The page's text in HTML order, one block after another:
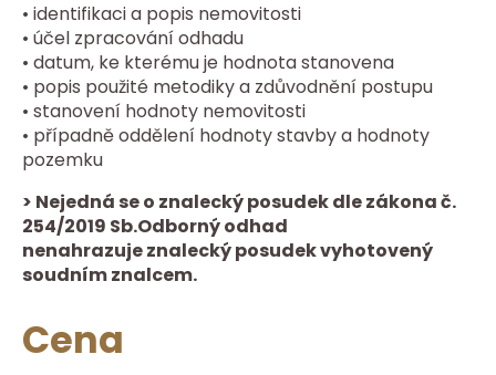
• identifikaci a popis nemovitosti
• účel zpracování odhadu
• datum, ke kterému je hodnota stanovena
• popis použité metodiky a zdůvodnění postupu
• stanovení hodnoty nemovitosti
• případně oddělení hodnoty stavby a hodnoty
pozemku
> Nejedná se o znalecký posudek dle zákona č.
254/2019 Sb.Odborný odhad
nenahrazuje znalecký posudek vyhotovený
soudním znalcem.
Cena